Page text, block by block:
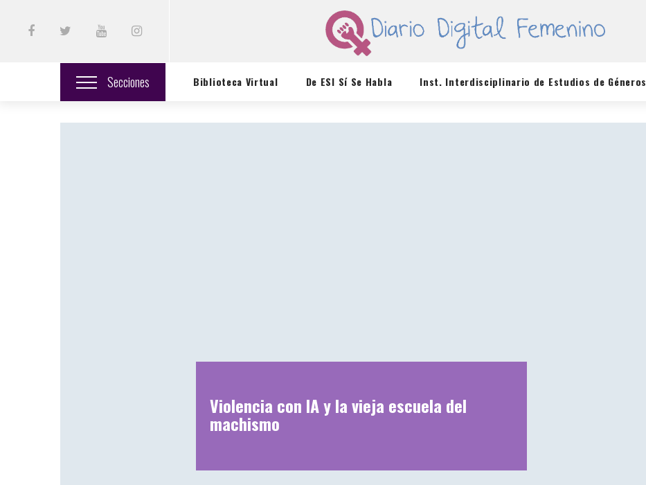
Secciones Biblioteca Virtual De ESI Sí Se Habla Inst. Interdisciplinario de Estudios de Géneros
Violencia con IA y la vieja escuela del
machismo